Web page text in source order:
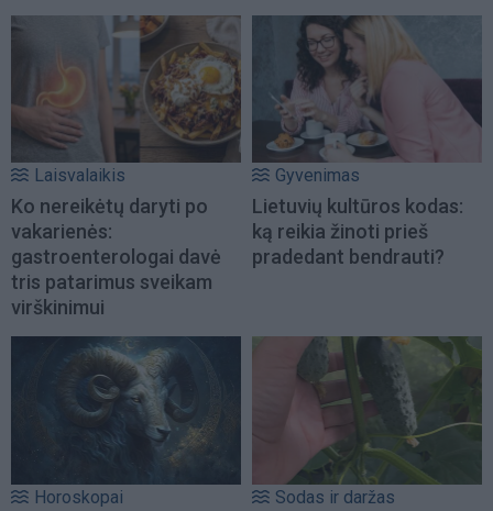
Laisvalaikis
Ko nereikėtų daryti po
vakarienės:
gastroenterologai davė
tris patarimus sveikam
virškinimui
Gyvenimas
Lietuvių kultūros kodas:
ką reikia žinoti prieš
pradedant bendrauti?
Horoskopai Sodas ir daržas